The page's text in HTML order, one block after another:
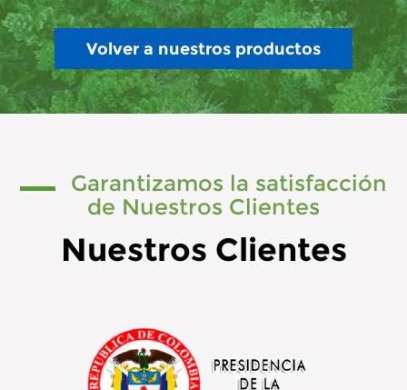
Volver a nuestros productos
Garantizamos la satisfacción
de Nuestros Clientes
Nuestros Clientes